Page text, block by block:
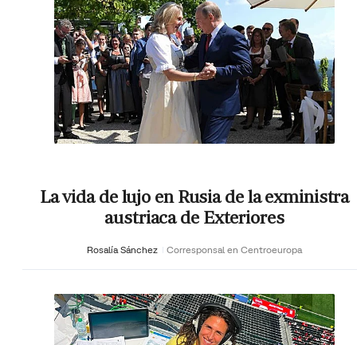
La vida de lujo en Rusia de la exministra
austriaca de Exteriores
Rosalía Sánchez Corresponsal en Centroeuropa